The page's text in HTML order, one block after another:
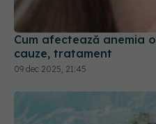
Cum afectează anemia
cauze, tratament
09 dec 2025, 21:45